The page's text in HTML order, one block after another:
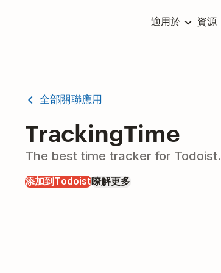
適用於 資源
全部關聯應用
TrackingTime
The best time tracker for Todoist.
添加到Todoist瞭解更多